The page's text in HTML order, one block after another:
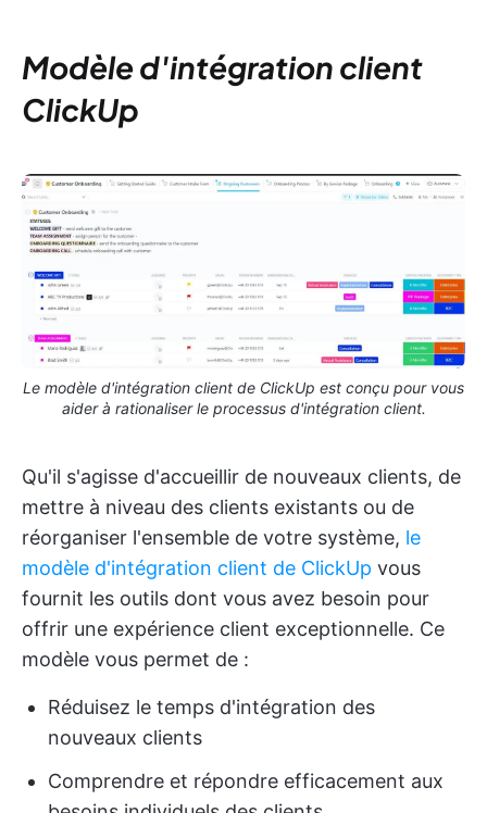
Modèle d'intégration client
ClickUp
Le modèle d'intégration client de ClickUp est conçu pour vous
aider à rationaliser le processus d'intégration client.
Qu'il s'agisse d'accueillir de nouveaux clients, de
mettre à niveau des clients existants ou de
réorganiser l'ensemble de votre système, le
modèle d'intégration client de ClickUp vous
fournit les outils dont vous avez besoin pour
offrir une expérience client exceptionnelle. Ce
modèle vous permet de :
Réduisez le temps d'intégration des
nouveaux clients
Comprendre et répondre efficacement aux